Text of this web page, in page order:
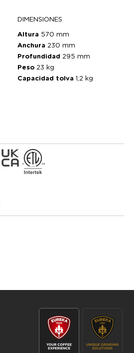
DIMENSIONES
Altura 570 mm
Anchura 230 mm
Profundidad 295 mm
Peso 23 kg
Capacidad tolva 1,2 kg